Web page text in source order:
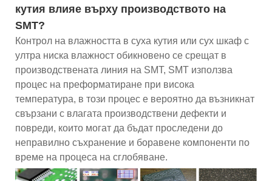
кутия влияе върху производството на
SMT?
Контрол на влажността в суха кутия или сух шкаф с
ултра ниска влажност обикновено се срещат в
производствената линия на SMT, SMT използва
процес на преформатиране при висока
температура, в този процес е вероятно да възникнат
свързани с влагата производствени дефекти и
повреди, които могат да бъдат проследени до
неправилно съхранение и боравене компоненти по
време на процеса на сглобяване.